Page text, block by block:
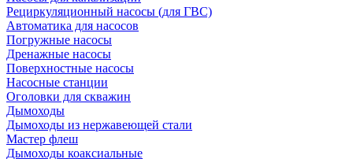
Рециркуляционный насосы (для ГВС)
Автоматика для насосов
Погружные насосы
Дренажные насосы
Поверхностные насосы
Насосные станции
Оголовки для скважин
Дымоходы
Дымоходы из нержавеющей стали
Мастер флеш
Дымоходы коаксиальные